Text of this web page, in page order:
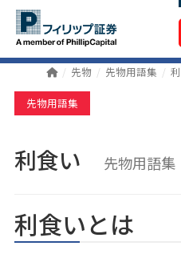
先物 先物用語集
先物用語集
利食い 先物用語集
利食いとは